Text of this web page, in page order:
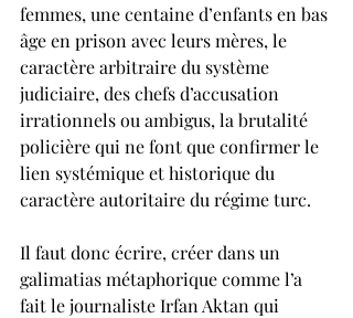
femmes, une centaine d’enfants en bas
âge en prison avec leurs mères, le
caractère arbitraire du système
judiciaire, des chefs d’accusation
irrationnels ou ambigus, la brutalité
policière qui ne font que confirmer le
lien systémique et historique du
caractère autoritaire du régime turc.
Il faut donc écrire, créer dans un
galimatias métaphorique comme l’a
fait le journaliste Irfan Aktan qui